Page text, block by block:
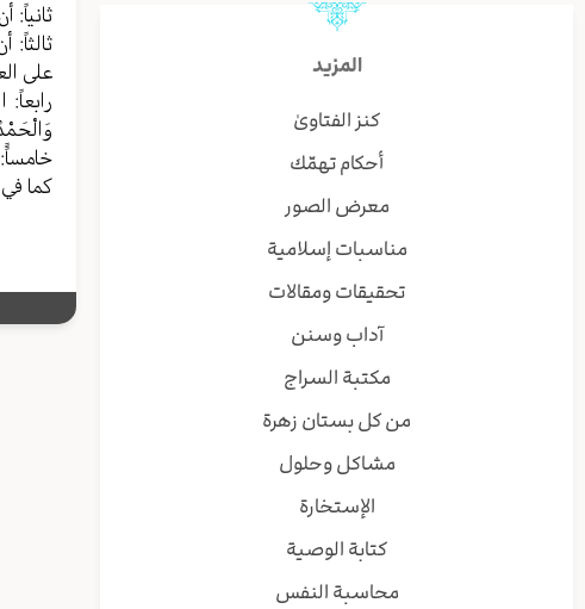
المزيد
كنز الفتاوىٰ
أحكام تهمّك
معرض الصور
مناسبات إسلامية
تحقيقات ومقالات
آداب وسنن
مكتبة السراج
من كل بستان زهرة
مشاكل وحلول
الإستخارة
كتابة الوصية
محاسبة النفس
على
كما